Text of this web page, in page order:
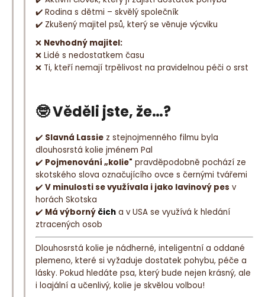
✔️ Rodina s dětmi – skvělý společník
✔️ Zkušený majitel psů, který se věnuje výcviku
❌ Nevhodný majitel:
❌ Lidé s nedostatkem času
❌ Ti, kteří nemají trpělivost na pravidelnou péči o srst
🤓 Věděli jste, že…?
✔️ Slavná Lassie z stejnojmenného filmu byla
dlouhosrstá kolie jménem Pal
✔️ Pojmenování „kolie" pravděpodobně pochází ze
skotského slova označujícího ovce s černými tvářemi
✔️ V minulosti se využívala i jako lavinový pes v
horách Skotska
✔️ Má výborný čich a v USA se využívá k hledání
ztracených osob
Dlouhosrstá kolie je nádherné, inteligentní a oddané
plemeno, které si vyžaduje dostatek pohybu, péče a
lásky. Pokud hledáte psa, který bude nejen krásný, ale
i loajální a učenlivý, kolie je skvělou volbou!